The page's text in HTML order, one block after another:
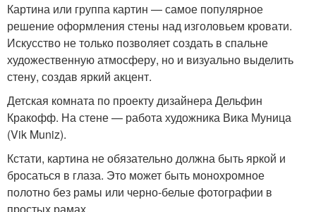
Картина или группа картин — самое популярное
решение оформления стены над изголовьем кровати.
Искусство не только позволяет создать в спальне
художественную атмосферу, но и визуально выделить
стену, создав яркий акцент.
Детская комната по проекту дизайнера Дельфин
Кракофф. На стене — работа художника Вика Муница
(Vik Muniz).
Кстати, картина не обязательно должна быть яркой и
бросаться в глаза. Это может быть монохромное
полотно без рамы или черно-белые фотографии в